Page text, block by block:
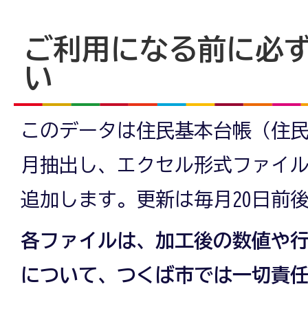
ご利用になる前に必
い
このデータは住民基本台帳（住
月抽出し、エクセル形式ファイ
追加します。更新は毎月20日前
各ファイルは、 加工後の数値や
について、つくば市では一切責